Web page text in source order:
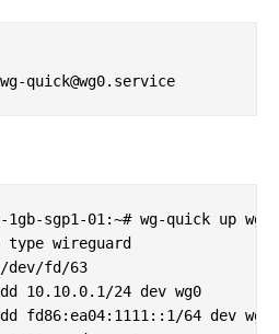
wg-quick@wg0.service
1gb-sgp1-01:~# wg-quick up wg0
wireguard
dev/fd/63
10.10.0.1/24 dev wg0
fd86:ea04:1111::1/64 dev wg0